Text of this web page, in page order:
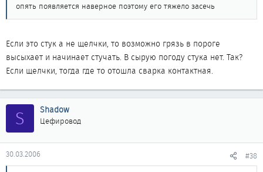
опять появляется наверное поэтому его тяжело засечь
Если это стук а не щелчки, то возможно грязь в пороге
высыхает и начинает стучать. В сырую погоду стука нет. Так?
Если щелчки, тогда где то отошла сварка контактная.
S Shadow
Цефировод
30.03.2006 #38